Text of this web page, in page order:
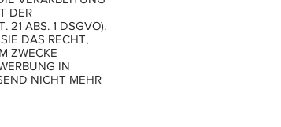
DER
21 ABS. 1 DSGVO).
DAS RECHT,
ZWECKE
IN
NICHT MEHR